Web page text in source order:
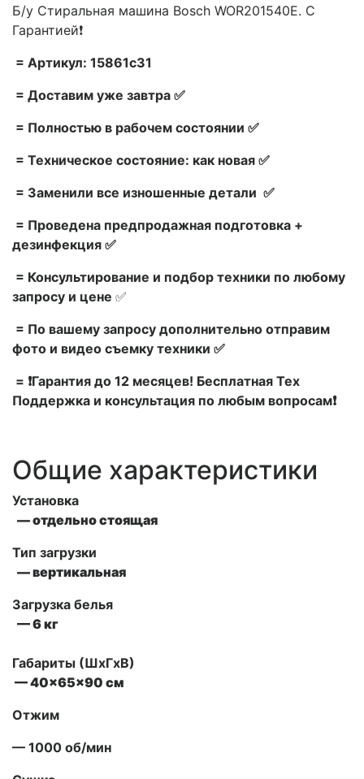
Б/у Стиральная машина Bosch WOR201540E. С
Гарантией❗
= Артикул: 15861c31
= Доставим уже завтра ✅
= Полностью в рабочем состоянии ✅
= Техническое состояние: как новая ✅
= Заменили все изношенные детали ✅
= Проведена предпродажная подготовка +
дезинфекция ✅
= Консультирование и подбор техники по любому
запросу и цене ✅
= По вашему запросу дополнительно отправим
фото и видео съемку техники ✅
= ❗Гарантия до 12 месяцев! Бесплатная Тех
Поддержка и консультация по любым вопросам❗
Общие характеристики
Установка
— отдельно стоящая
Тип загрузки
— вертикальная
Загрузка белья
— 6 кг
Габариты (ШxГxВ)
— 40x65x90 см
Отжим
— 1000 об/мин